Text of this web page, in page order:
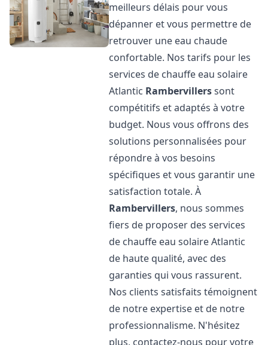
meilleurs délais pour vous
dépanner et vous permettre de
retrouver une eau chaude
confortable. Nos tarifs pour les
services de chauffe eau solaire
Atlantic Rambervillerssont
compétitifs et adaptés à votre
budget. Nous vous offrons des
solutions personnalisées pour
répondre à vos besoins
spécifiques et vous garantir une
satisfaction totale. À
Rambervillers, nous sommes
fiers de proposer des services
de chauffe eau solaire Atlantic
de haute qualité, avec des
garanties qui vous rassurent.
Nos clients satisfaits témoignent
de notre expertise et de notre
professionnalisme. N'hésitez
plus, contactez-nous pour votre